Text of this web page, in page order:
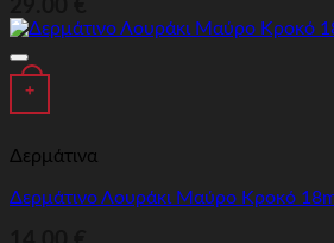
+
Δερμάτινα
Δερμάτινο Λουράκι Μαύρο Κροκό